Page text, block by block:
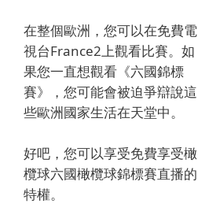
在整個歐洲，您可以在免費電
視台France2上觀看比賽。 如
果您一直想觀看《六國錦標
賽》，您可能會被迫爭辯說這
些歐洲國家生活在天堂中。
好吧，您可以享受免費享受橄
欖球六國橄欖球錦標賽直播的
特權。